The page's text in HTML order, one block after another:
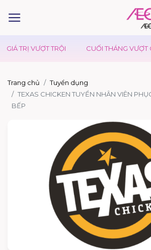
TRỊ VƯỢT TRỘI CUỐI THÁNG VƯỢT
Trang chủ
Tuyển dụng
TEXAS CHICKEN TUYỂN NHÂN VIÊN
BẾP